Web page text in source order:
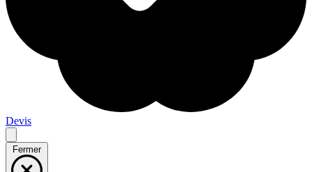
Devis
Fermer